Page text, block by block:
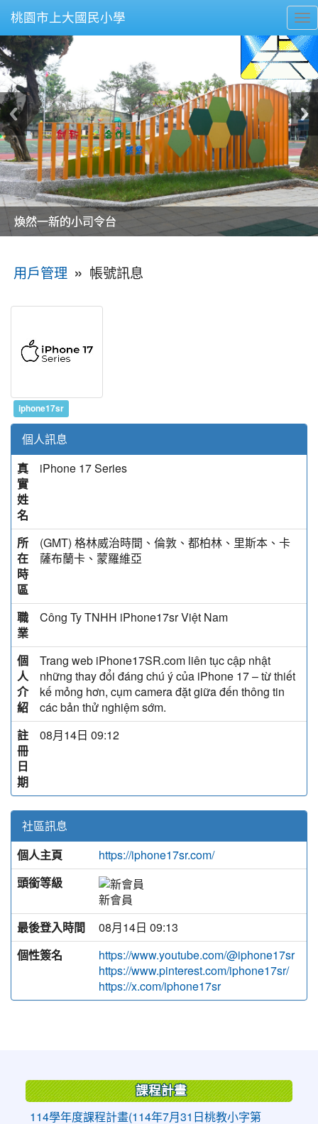
桃園市上大國民小學
美麗的操場是我們活力的來源
美麗的操場是我們活力的來源
煥然一新的小司令台
煥然一新的小司令台
富含桃園埤塘田園風光意象的中廊
富含桃園埤塘田園風光意象的中廊
嶄新的中庭廣場
嶄新的中庭廣場
水生池生生不息
水生池生生不息
用戶管理 » 帳號訊息
iphone17sr
個人訊息
真
實
姓
名
iPhone 17 Series
所
在
時
區
(GMT) 格林威治時間、倫敦、都柏林、里斯本、卡
薩布蘭卡、蒙羅維亞
職
業
Công Ty TNHH iPhone17sr Việt Nam
個
人
介
紹
Trang web iPhone17SR.com liên tục cập nhật
những thay đổi đáng chú ý của iPhone 17 – từ thiết
kế mỏng hơn, cụm camera đặt giữa đến thông tin
các bản thử nghiệm sớm.
註
冊
日
期
08月14日 09:12
社區訊息
個人主頁
https://iphone17sr.com/
頭銜等級
新會員
最後登入時間
08月14日 09:13
個性簽名
https://www.youtube.com/@iphone17sr
https://www.pinterest.com/iphone17sr/
https://x.com/iphone17sr
課程計畫
114學年度課程計畫(114年7月31日桃教小字第